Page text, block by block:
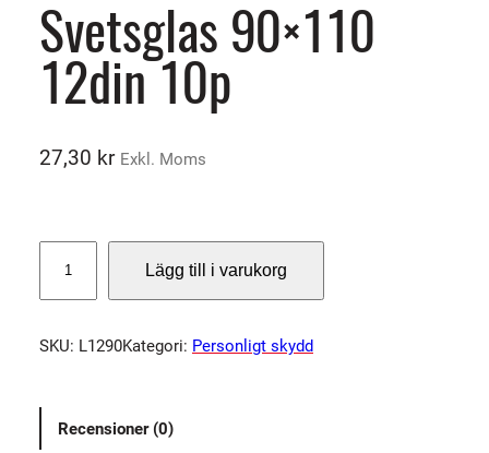
Svetsglas 90×110
12din 10p
27,30 kr Exkl. Moms
e
s
l
Lägg till i varukorg
SKU: L1290Kategori: Personligt skydd
Recensioner (0)